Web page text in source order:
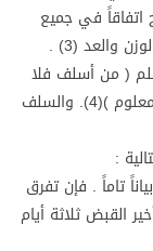
في جميع
والعد (3) .
( من أسلف فلا
يسلف إلا في كيل معلوم ووزن معلوم إلى أجل معلوم )(4). والسلف
:
تاماً . فإن تفرق
القبض ثلاثة أيام